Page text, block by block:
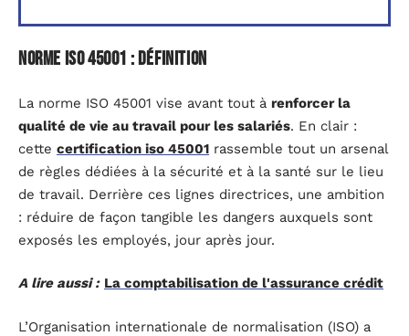
Norme ISO 45001 : Définition
La norme ISO 45001 vise avant tout à renforcer la
qualité de vie au travail pour les salariés. En clair :
cette certification iso 45001 rassemble tout un arsenal
de règles dédiées à la sécurité et à la santé sur le lieu
de travail. Derrière ces lignes directrices, une ambition
: réduire de façon tangible les dangers auxquels sont
exposés les employés, jour après jour.
A lire aussi : La comptabilisation de l'assurance crédit
L’Organisation internationale de normalisation (ISO) a